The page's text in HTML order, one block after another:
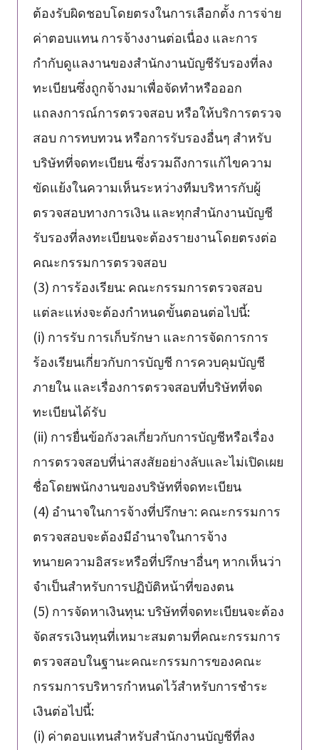
ต้องรับผิดชอบโดยตรงในการเลือกตั้ง การจ่าย
ค่าตอบแทน การจ้างงานต่อเนื่อง และการ
กำกับดูแลงานของสำนักงานบัญชีรับรองที่ลง
ทะเบียนซึ่งถูกจ้างมาเพื่อจัดทำหรือออก
แถลงการณ์การตรวจสอบ หรือให้บริการตรวจ
สอบ การทบทวน หรือการรับรองอื่นๆ สำหรับ
บริษัทที่จดทะเบียน ซึ่งรวมถึงการแก้ไขความ
ขัดแย้งในความเห็นระหว่างทีมบริหารกับผู้
ตรวจสอบทางการเงิน และทุกสำนักงานบัญชี
รับรองที่ลงทะเบียนจะต้องรายงานโดยตรงต่อ
คณะกรรมการตรวจสอบ
(3) การร้องเรียน: คณะกรรมการตรวจสอบ
แต่ละแห่งจะต้องกำหนดขั้นตอนต่อไปนี้:
(i) การรับ การเก็บรักษา และการจัดการการ
ร้องเรียนเกี่ยวกับการบัญชี การควบคุมบัญชี
ภายใน และเรื่องการตรวจสอบที่บริษัทที่จด
ทะเบียนได้รับ
(ii) การยื่นข้อกังวลเกี่ยวกับการบัญชีหรือเรื่อง
การตรวจสอบที่น่าสงสัยอย่างลับและไม่เปิดเผย
ชื่อโดยพนักงานของบริษัทที่จดทะเบียน
(4) อำนาจในการจ้างที่ปรึกษา: คณะกรรมการ
ตรวจสอบจะต้องมีอำนาจในการจ้าง
ทนายความอิสระหรือที่ปรึกษาอื่นๆ หากเห็นว่า
จำเป็นสำหรับการปฏิบัติหน้าที่ของตน
(5) การจัดหาเงินทุน: บริษัทที่จดทะเบียนจะต้อง
จัดสรรเงินทุนที่เหมาะสมตามที่คณะกรรมการ
ตรวจสอบในฐานะคณะกรรมการของคณะ
กรรมการบริหารกำหนดไว้สำหรับการชำระ
เงินต่อไปนี้:
(i) ค่าตอบแทนสำหรับสำนักงานบัญชีที่ลง